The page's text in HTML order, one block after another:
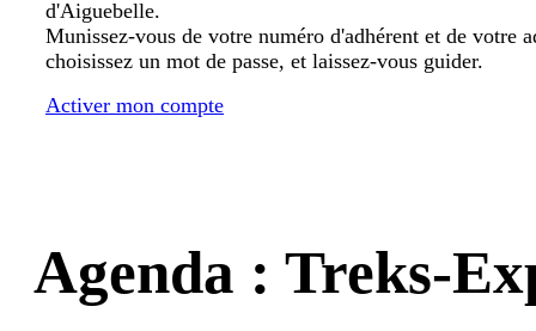
d'Aiguebelle.
Munissez-vous de votre numéro d'adhérent et de votre
choisissez un mot de passe, et laissez-vous guider.
Activer mon compte
Agenda : Treks-